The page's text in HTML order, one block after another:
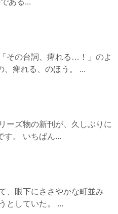
ある...
その台詞、痺れる…！」のよ
、痺れる、のほう。 ...
ーズ物の新刊が、久しぶりに
す。 いちばん...
、眼下にささやかな町並み
としていた。 ...